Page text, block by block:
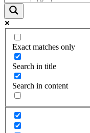
Exact matches only
Search in title
Search in content